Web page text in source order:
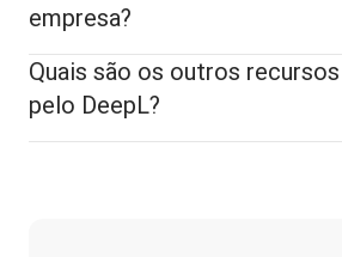
empresa?
Quais são os outros
pelo DeepL?